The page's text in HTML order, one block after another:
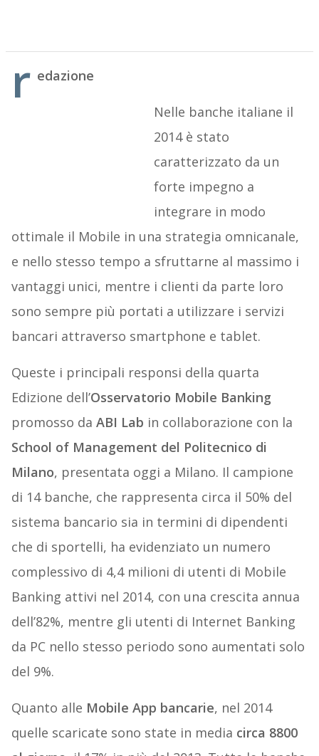
r edazione
Nelle banche italiane il
2014 è stato
caratterizzato da un
forte impegno a
integrare in modo
ottimale il Mobile in una strategia omnicanale,
e nello stesso tempo a sfruttarne al massimo i
vantaggi unici, mentre i clienti da parte loro
sono sempre più portati a utilizzare i servizi
bancari attraverso smartphone e tablet.
Queste i principali responsi della quarta
Edizione dell’Osservatorio Mobile Banking
promosso da ABI Lab in collaborazione con la
School of Management del Politecnico di
Milano, presentata oggi a Milano. Il campione
di 14 banche, che rappresenta circa il 50% del
sistema bancario sia in termini di dipendenti
che di sportelli, ha evidenziato un numero
complessivo di 4,4 milioni di utenti di Mobile
Banking attivi nel 2014, con una crescita annua
dell’82%, mentre gli utenti di Internet Banking
da PC nello stesso periodo sono aumentati solo
del 9%.
Quanto alle Mobile App bancarie, nel 2014
quelle scaricate sono state in media circa 8800